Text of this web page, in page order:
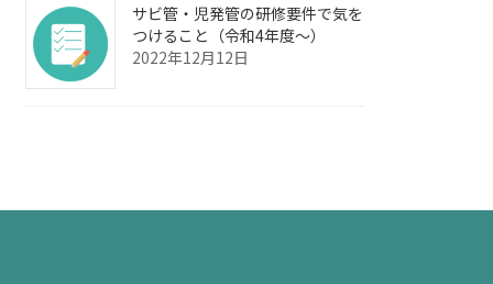
サビ管・児発管の研修要件で気を
つけること（令和4年度～）
2022年12月12日